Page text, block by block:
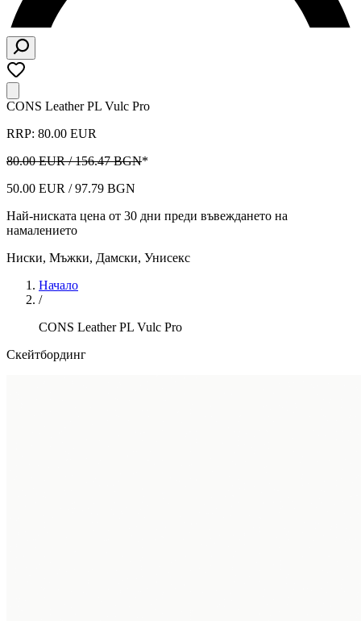
CONS Leather PL Vulc Pro
RRP: 80.00 EUR
80.00 EUR / 156.47 BGN*
50.00 EUR / 97.79 BGN
Най-ниската цена от 30 дни преди въвеждането на
намалението
Ниски, Мъжки, Дамски, Унисекс
Начало
/
CONS Leather PL Vulc Pro
Скейтбординг